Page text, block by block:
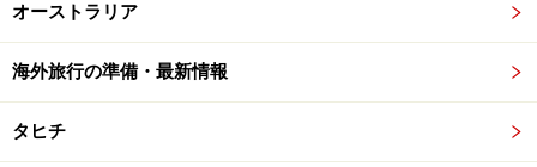
オーストラリア
海外旅行の準備・最新情報
タヒチ